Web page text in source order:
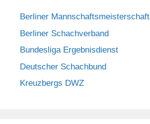
Berliner Mannschaftsmeisterschaft
Berliner Schachverband
Bundesliga Ergebnisdienst
Deutscher Schachbund
Kreuzbergs DWZ